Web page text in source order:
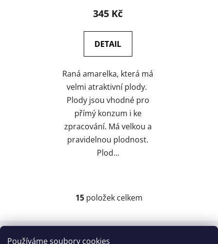
Používáme soubory cookies
345 Kč
DETAIL
Raná amarelka, která má
velmi atraktivní plody.
Plody jsou vhodné pro
přímý konzum i ke
zpracování. Má velkou a
pravidelnou plodnost.
Plod...
O
l
15 položek celkem
Z